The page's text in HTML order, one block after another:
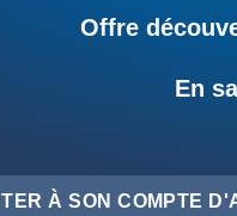
Offre
En
À SON COMPTE